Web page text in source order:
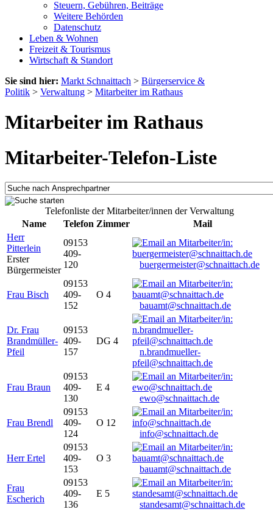
Steuern, Gebühren, Beiträge
Weitere Behörden
Datenschutz
Leben & Wohnen
Freizeit & Tourismus
Wirtschaft & Standort
Sie sind hier: Markt Schnaittach > Bürgerservice &
Politik > Verwaltung > Mitarbeiter im Rathaus
Mitarbeiter im Rathaus
Mitarbeiter-Telefon-Liste
Telefonliste der Mitarbeiter/innen der Verwaltung
Name
Telefon Zimmer
Mail
Herr
Pitterlein
Erster
Bürgermeister
09153
409-
120
buergermeister@schnaittach.de
Frau Bisch
09153
409-
152
O 4
bauamt@schnaittach.de
Dr. Frau
Brandmüller-
Pfeil
09153
409-
157
DG 4
n.brandmueller-
pfeil@schnaittach.de
Frau Braun
09153
409-
130
E 4
ewo@schnaittach.de
Frau Brendl
09153
409-
124
O 12
info@schnaittach.de
Herr Ertel
09153
409-
153
O 3
bauamt@schnaittach.de
Frau
Escherich
09153
409-
136
E 5
standesamt@schnaittach.de